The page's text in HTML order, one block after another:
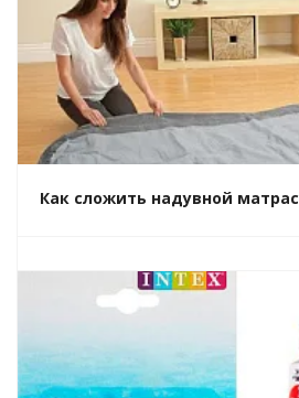
Как сложить надувной матрас